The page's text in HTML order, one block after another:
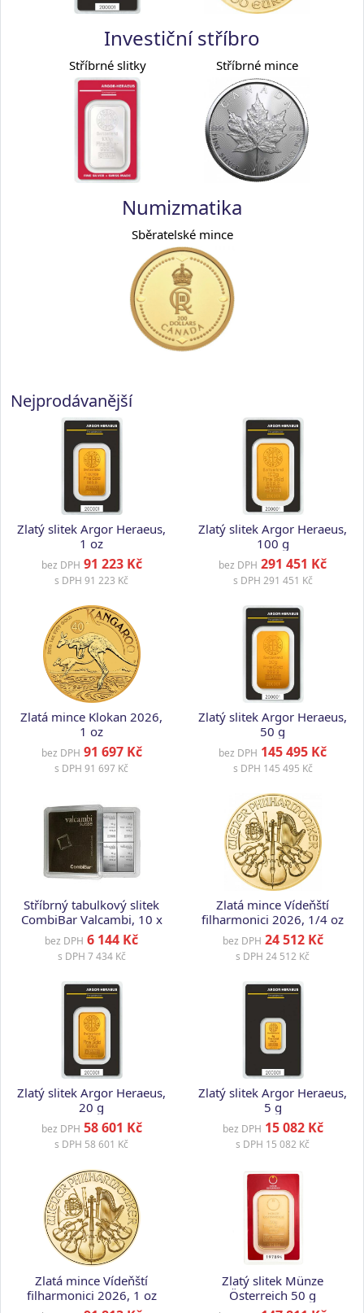
Investiční stříbro
Stříbrné slitky Stříbrné mince
Numizmatika
Sběratelské mince
Nejprodávanější
Zlatý slitek Argor Heraeus,
1 oz
bez DPH 91 223 Kč
s DPH 91 223 Kč
Zlatý slitek Argor Heraeus,
100 g
bez DPH 291 451 Kč
s DPH 291 451 Kč
Zlatá mince Klokan 2026,
1 oz
bez DPH 91 697 Kč
s DPH 91 697 Kč
Zlatý slitek Argor Heraeus,
50 g
bez DPH 145 495 Kč
s DPH 145 495 Kč
Stříbrný tabulkový slitek
CombiBar Valcambi, 10 x
10 g
bez DPH 6 144 Kč
s DPH 7 434 Kč
Zlatá mince Vídeňští
filharmonici 2026, 1/4 oz
bez DPH 24 512 Kč
s DPH 24 512 Kč
Zlatý slitek Argor Heraeus,
20 g
bez DPH 58 601 Kč
s DPH 58 601 Kč
Zlatý slitek Argor Heraeus,
5 g
bez DPH 15 082 Kč
s DPH 15 082 Kč
Zlatá mince Vídeňští
filharmonici 2026, 1 oz
Zlatý slitek Münze
Österreich 50 g